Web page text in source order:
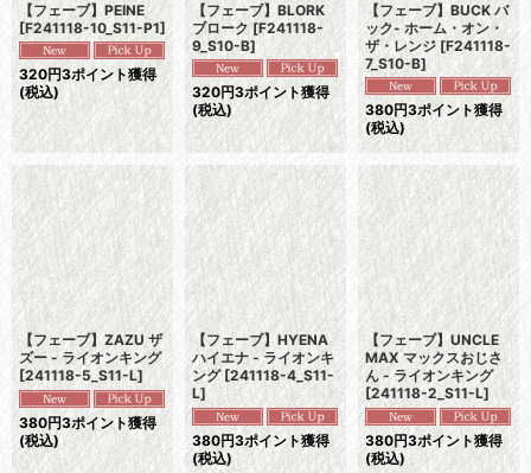
【フェーブ】PEINE
[F241118-10_S11-P1]
320円3ポイント獲得
(税込)
【フェーブ】BLORK
ブローク [F241118-
9_S10-B]
320円3ポイント獲得
(税込)
【フェーブ】BUCK バ
ック- ホーム・オン・
ザ・レンジ [F241118-
7_S10-B]
380円3ポイント獲得
(税込)
【フェーブ】ZAZU ザ
ズー - ライオンキング
[241118-5_S11-L]
380円3ポイント獲得
(税込)
【フェーブ】HYENA
ハイエナ - ライオンキ
ング [241118-4_S11-
L]
380円3ポイント獲得
(税込)
【フェーブ】UNCLE
MAX マックスおじさ
ん - ライオンキング
[241118-2_S11-L]
380円3ポイント獲得
(税込)